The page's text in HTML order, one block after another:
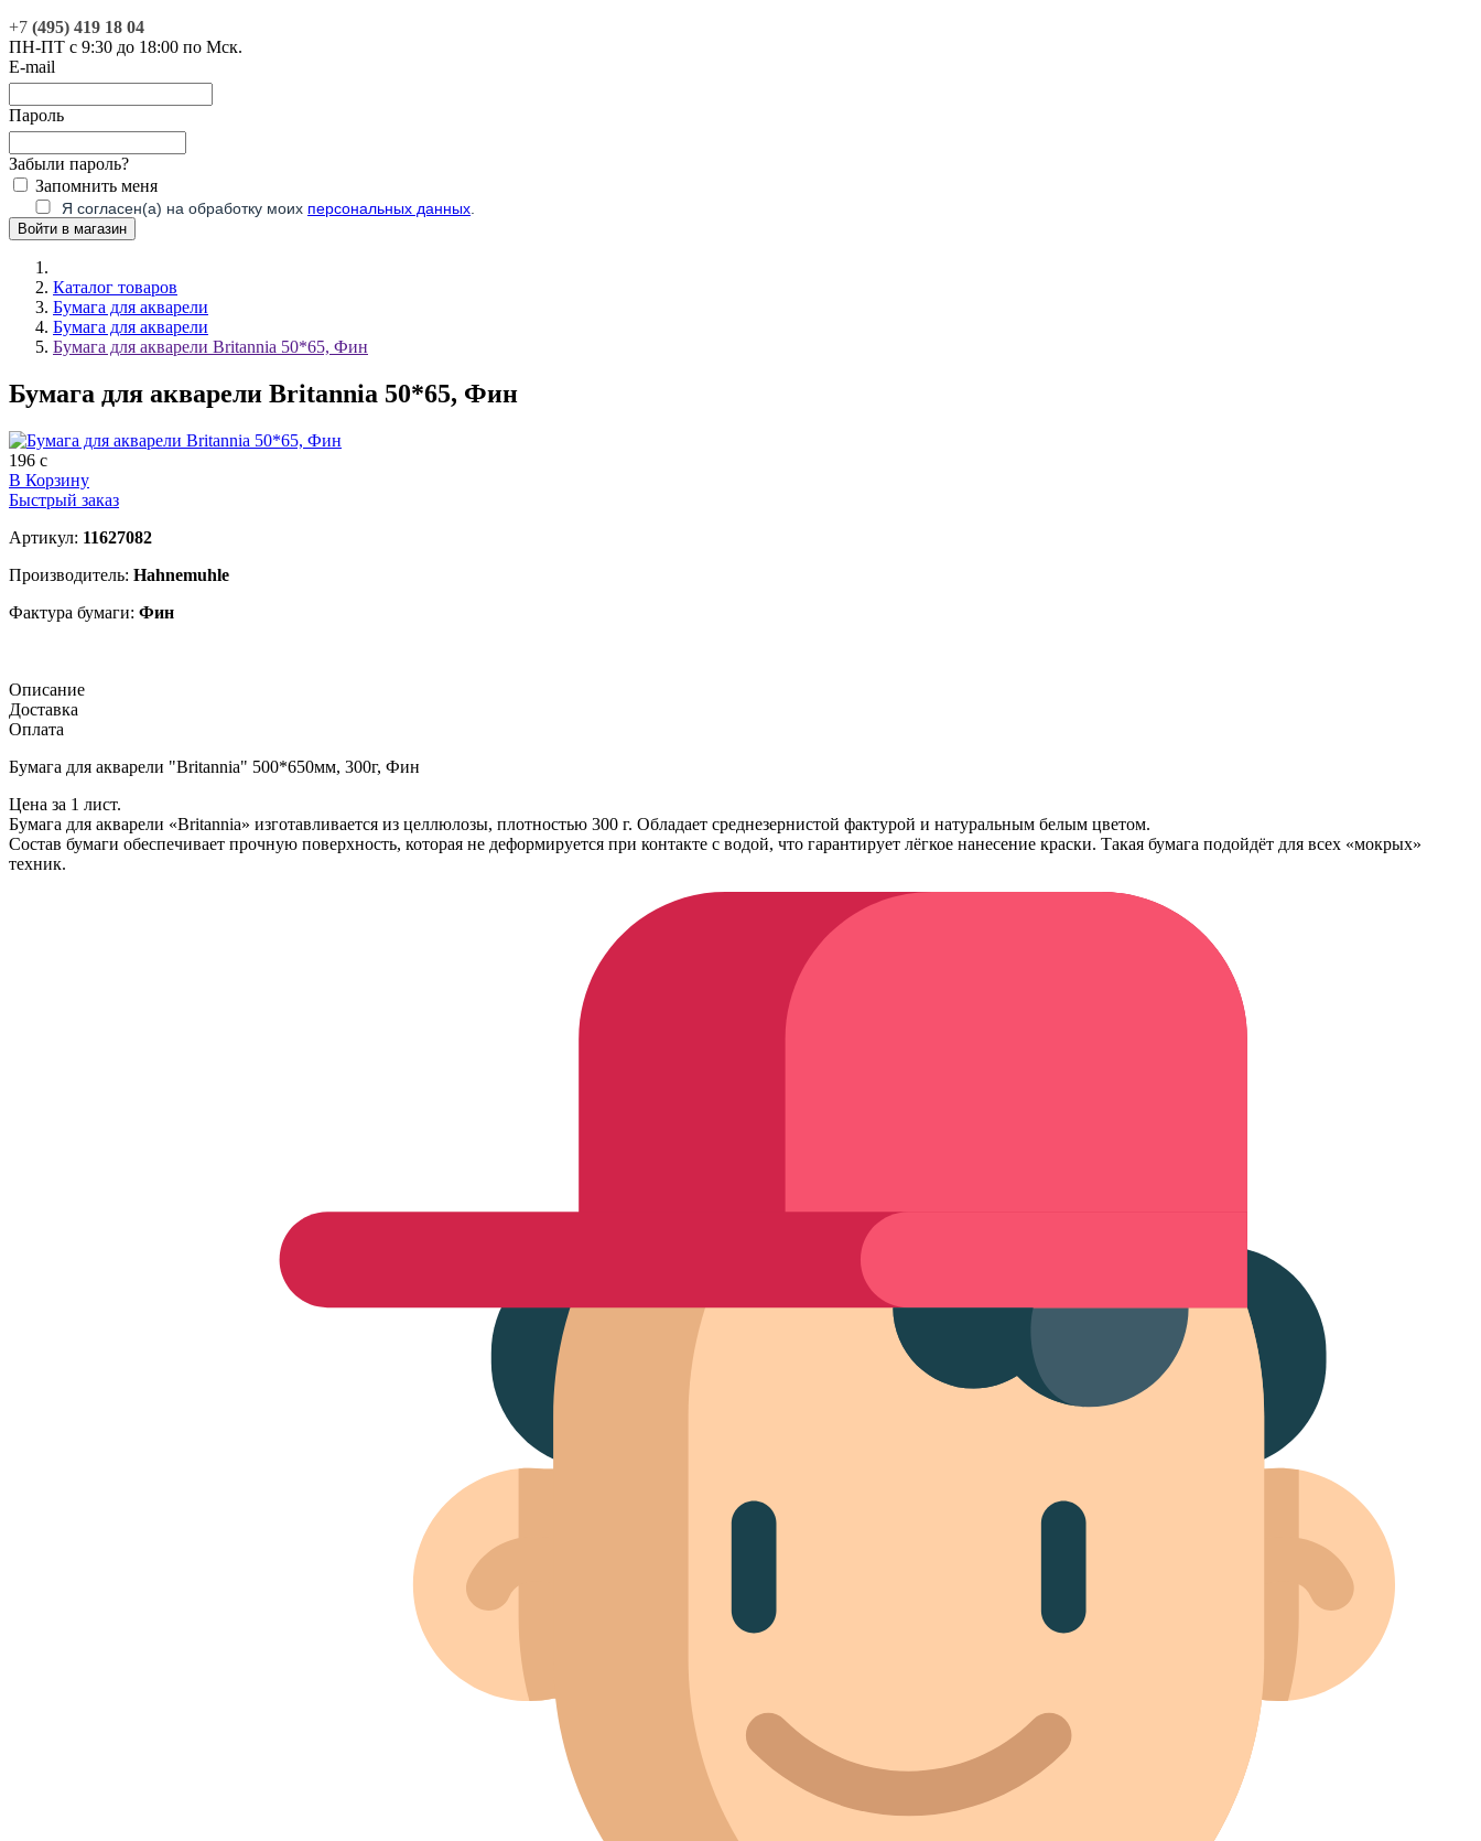
+7 (495) 419 18 04
ПН-ПТ с 9:30 до 18:00 по Мск.
E-mail
Пароль
Забыли пароль?
Запомнить меня
Я согласен(а) на обработку моих персональных данных
Каталог товаров
Бумага для акварели
Бумага для акварели
Бумага для акварели Britannia 50*65, Фин
Бумага для акварели Britannia 50*65, Фин
196 c
В Корзину
Быстрый заказ
Артикул: 11627082
Производитель: Hahnemuhle
Фактура бумаги: Фин
Описание
Доставка
Оплата
Бумага для акварели "Britannia" 500*650мм, 300г, Фин
Цена за 1 лист.
Бумага для акварели «Britannia» изготавливается из целлюлозы, плотностью 300 г. Обладает среднезернистой фактурой и натуральным белым цветом.
Состав бумаги обеспечивает прочную поверхность, которая не деформируется при контакте с водой, что гарантирует лёгкое нанесение краски. Такая бумага подойдёт для всех «мокрых»
техник.